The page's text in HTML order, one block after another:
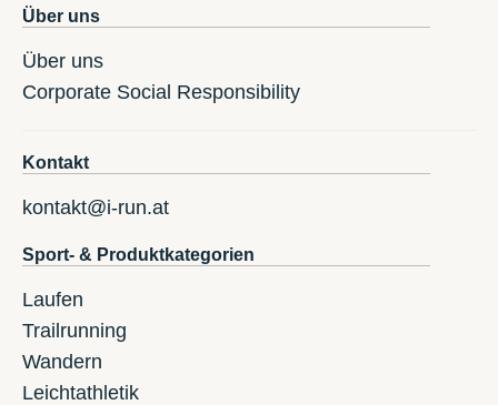
Über uns
Über uns
Corporate Social Responsibility
Kontakt
kontakt@i-run.at
Sport- & Produktkategorien
Laufen
Trailrunning
Wandern
Leichtathletik